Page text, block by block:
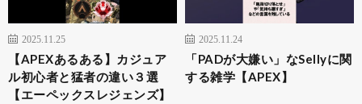
2025.11.25
【APEXあるある】カジュア
ル初心者と猛者の違い３選
【エーペックスレジェンズ】
2025.11.24
「PADが大嫌い」なSellyに関
する雑学【APEX】